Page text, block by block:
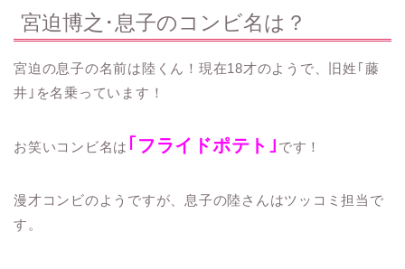
宮迫博之･息子のコンビ名は？
宮迫の息子の名前は陸くん！現在18才のようで、旧姓｢藤
井｣を名乗っています！
お笑いコンビ名は ｢フライドポテト｣ です！
漫才コンビのようですが、息子の陸さんはツッコミ担当で
す。